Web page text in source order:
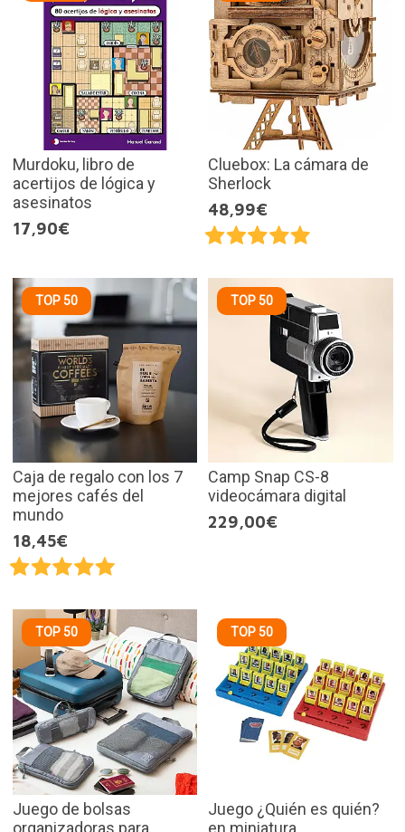
Murdoku, libro de
acertijos de lógica y
asesinatos
17,90€
Cluebox: La cámara de
Sherlock
48,99€
TOP 50
Caja de regalo con los 7
mejores cafés del
mundo
18,45€
TOP 50
Camp Snap CS-8
videocámara digital
229,00€
TOP 50
Juego de bolsas
organizadoras para
TOP 50
Juego ¿Quién es quién?
en miniatura